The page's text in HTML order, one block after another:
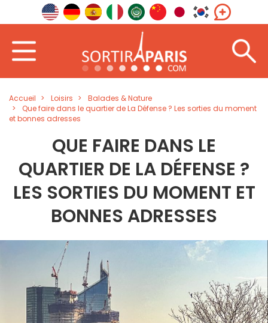
Accueil Loisirs
Balades & Nature
Que faire dans le quartier de La Défense ? Les sorties du moment
et bonnes adresses
QUE FAIRE DANS LE
QUARTIER DE LA DÉFENSE ?
LES SORTIES DU MOMENT ET
BONNES ADRESSES